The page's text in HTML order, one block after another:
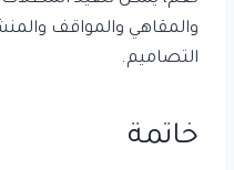
والمقاهي والمواقف
التصاميم.
خاتمة